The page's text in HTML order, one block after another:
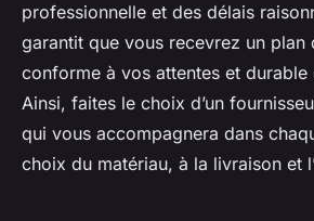
professionnelle et des délais
garantit que vous recevrez un plan
conforme à vos attentes et durable
Ainsi, faites le choix d’un
qui vous accompagnera dans
choix du matériau, à la livraison et